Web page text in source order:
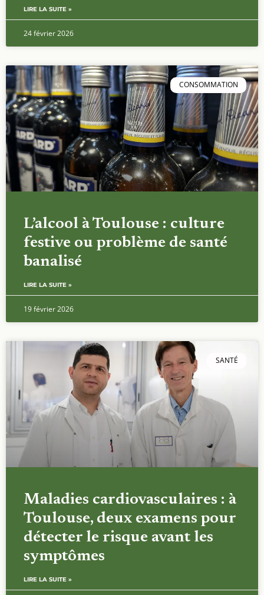
LIRE LA SUITE »
24 février 2026
CONSOMMATION
L’alcool à Toulouse : culture
festive ou problème de santé
banalisé
LIRE LA SUITE »
19 février 2026
SANTÉ
Maladies cardiovasculaires : à
Toulouse, deux examens pour
détecter le risque avant les
symptômes
LIRE LA SUITE »